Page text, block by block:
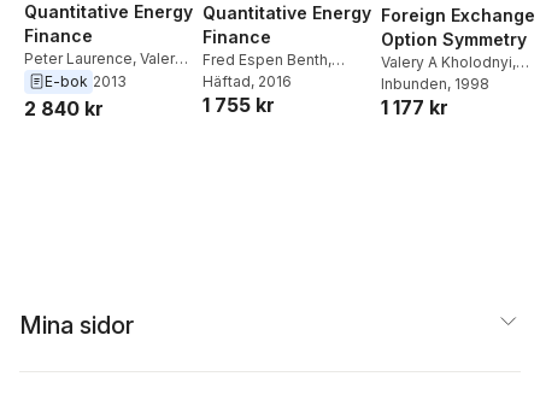
Quantitative Energy
Finance
Peter Laurence, Valery
A. Kholodnyi,Fred
Espen Benth
E-bok 2013
2 840 kr
Quantitative Energy
Finance
Fred Espen Benth,
Valery A. Kholodnyi
Peter Laurence
Häftad, 2016
1 755 kr
Foreign Exchange
Option Symmetry
Valery A Kholodnyi,
John F Price
Inbunden, 1998
1 177 kr
Mina sidor